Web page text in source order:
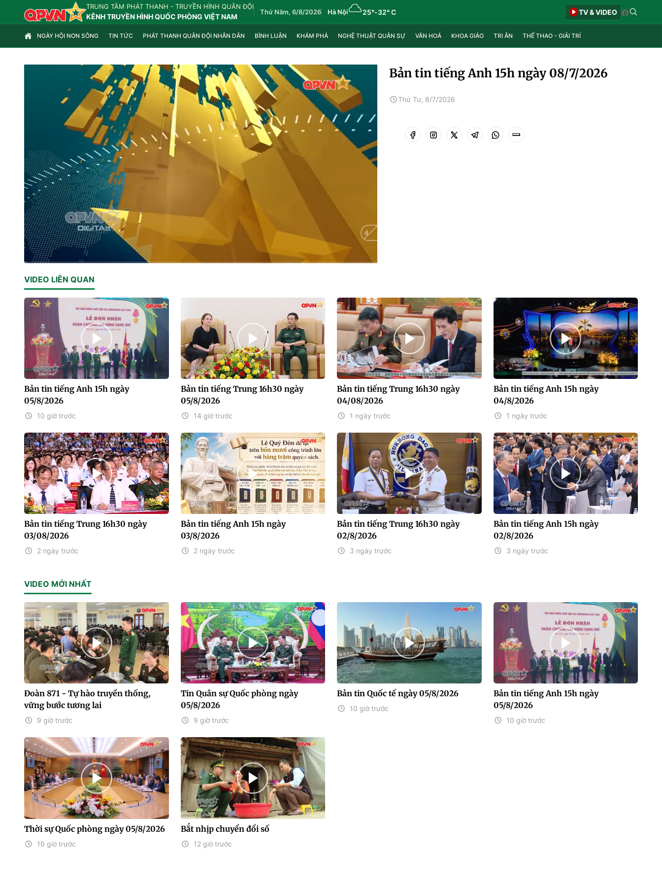
TRUNG TÂM PHÁT THANH - TRUYỀN HÌNH QUÂN ĐỘI
KÊNH TRUYỀN HÌNH QUỐC PHÒNG VIỆT NAM
Thứ Năm, 6/8/2026 Hà Nội 25°-32° C TV & VIDEO
NGÀY HỘI NON SÔNG TIN TỨC PHÁT THANH QUÂN ĐỘI NHÂN DÂN BÌNH LUẬN KHÁM PHÁ NGHỆ THUẬT QUÂN SỰ VĂN HOÁ KHOA GIÁO TRI ÂN THỂ THAO - GIẢI TRÍ
Bản tin tiếng Anh 15h ngày 08/7/2026
Thứ Tư, 8/7/2026
VIDEO LIÊN QUAN
Bản tin tiếng Anh 15h ngày
05/8/2026
10 giờ trước
Bản tin tiếng Trung 16h30 ngày
05/8/2026
14 giờ trước
Bản tin tiếng Trung 16h30 ngày
04/08/2026
1 ngày trước
Bản tin tiếng Anh 15h ngày
04/8/2026
1 ngày trước
Bản tin tiếng Trung 16h30 ngày
03/08/2026
2 ngày trước
Bản tin tiếng Anh 15h ngày
03/8/2026
2 ngày trước
Bản tin tiếng Trung 16h30 ngày
02/8/2026
3 ngày trước
Bản tin tiếng Anh 15h ngày
02/8/2026
3 ngày trước
VIDEO MỚI NHẤT
Đoàn 871 - Tự hào truyền thống,
vững bước tương lai
9 giờ trước
Tin Quân sự Quốc phòng ngày
05/8/2026
9 giờ trước
Bản tin Quốc tế ngày 05/8/2026
10 giờ trước
Bản tin tiếng Anh 15h ngày
05/8/2026
10 giờ trước
Thời sự Quốc phòng ngày 05/8/2026
10 giờ trước
Bắt nhịp chuyển đổi số
12 giờ trước